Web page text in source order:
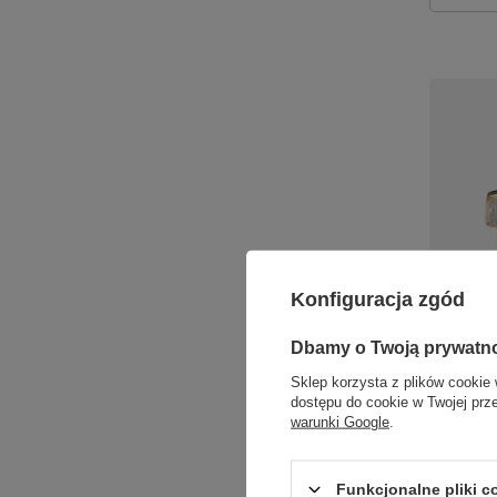
Zuma
+ Dodaj
Ilość
Konfiguracja zgód
Dbamy o Twoją
Sklep korzysta z plików cookie
dostępu do cookie w Twojej
warunki Google
Funkcjonalne pliki